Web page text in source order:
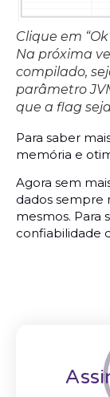
Clique em
Na próxima
compilado,
parâmetro
que a flag
Para saber
memória e
Agora sem
dados sempre
mesmos. Para
confiabilidade